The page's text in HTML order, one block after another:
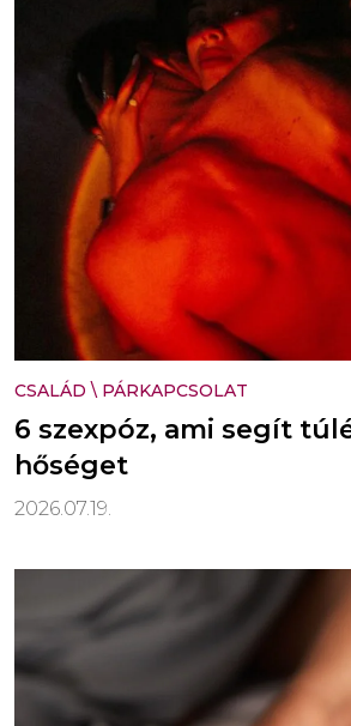
CSALÁD \ PÁRKAPCSOLAT
6 szexpóz, ami segít
hőséget
2026.07.19.